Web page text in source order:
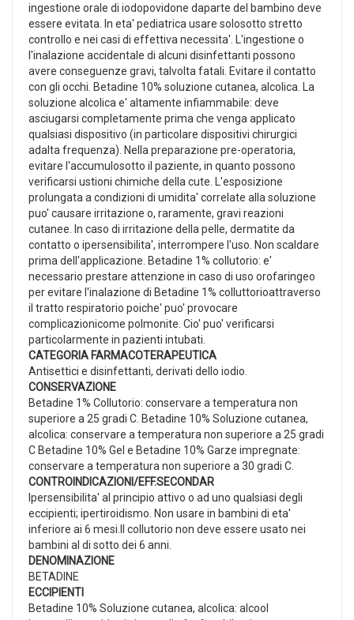
ingestione orale di iodopovidone daparte del bambino deve
essere evitata. In eta' pediatrica usare solosotto stretto
controllo e nei casi di effettiva necessita'. L'ingestione o
l'inalazione accidentale di alcuni disinfettanti possono
avere conseguenze gravi, talvolta fatali. Evitare il contatto
con gli occhi. Betadine 10% soluzione cutanea, alcolica. La
soluzione alcolica e' altamente infiammabile: deve
asciugarsi completamente prima che venga applicato
qualsiasi dispositivo (in particolare dispositivi chirurgici
adalta frequenza). Nella preparazione pre-operatoria,
evitare l'accumulosotto il paziente, in quanto possono
verificarsi ustioni chimiche della cute. L'esposizione
prolungata a condizioni di umidita' correlate alla soluzione
puo' causare irritazione o, raramente, gravi reazioni
cutanee. In caso di irritazione della pelle, dermatite da
contatto o ipersensibilita', interrompere l'uso. Non scaldare
prima dell'applicazione. Betadine 1% collutorio: e'
necessario prestare attenzione in caso di uso orofaringeo
per evitare l'inalazione di Betadine 1% colluttorioattraverso
il tratto respiratorio poiche' puo' provocare
complicazionicome polmonite. Cio' puo' verificarsi
particolarmente in pazienti intubati.
CATEGORIA FARMACOTERAPEUTICA
Antisettici e disinfettanti, derivati dello iodio.
CONSERVAZIONE
Betadine 1% Collutorio: conservare a temperatura non
superiore a 25 gradi C. Betadine 10% Soluzione cutanea,
alcolica: conservare a temperatura non superiore a 25 gradi
C Betadine 10% Gel e Betadine 10% Garze impregnate:
conservare a temperatura non superiore a 30 gradi C.
CONTROINDICAZIONI/EFF.SECONDAR
Ipersensibilita' al principio attivo o ad uno qualsiasi degli
eccipienti; ipertiroidismo. Non usare in bambini di eta'
inferiore ai 6 mesi.Il collutorio non deve essere usato nei
bambini al di sotto dei 6 anni.
DENOMINAZIONE
BETADINE
ECCIPIENTI
Betadine 10% Soluzione cutanea, alcolica: alcool